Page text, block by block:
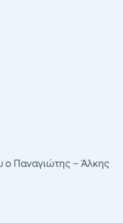
ο Παναγιώτης – Άλκης